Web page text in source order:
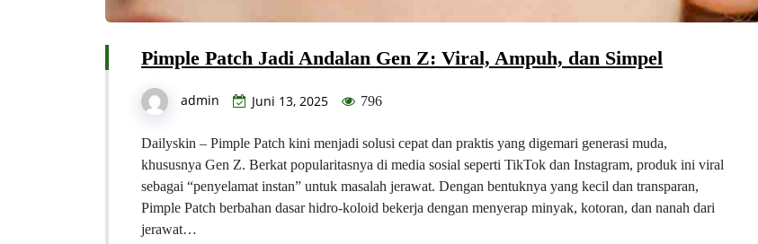
Pimple Patch Jadi Andalan Gen Z: Viral, Ampuh, dan Simpel
admin Juni 13, 2025 796
Dailyskin – Pimple Patch kini menjadi solusi cepat dan praktis yang digemari generasi muda,
khususnya Gen Z. Berkat popularitasnya di media sosial seperti TikTok dan Instagram, produk ini viral
sebagai “penyelamat instan” untuk masalah jerawat. Dengan bentuknya yang kecil dan transparan,
Pimple Patch berbahan dasar hidro-koloid bekerja dengan menyerap minyak, kotoran, dan nanah dari
jerawat…